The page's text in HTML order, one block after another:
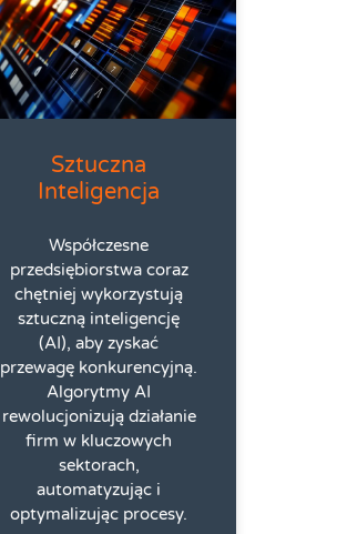
Sztuczna
Inteligencja
Współczesne
przedsiębiorstwa coraz
chętniej wykorzystują
sztuczną inteligencję
(AI), aby zyskać
przewagę konkurencyjną.
Algorytmy AI
rewolucjonizują działanie
firm w kluczowych
sektorach,
automatyzując i
optymalizując procesy.